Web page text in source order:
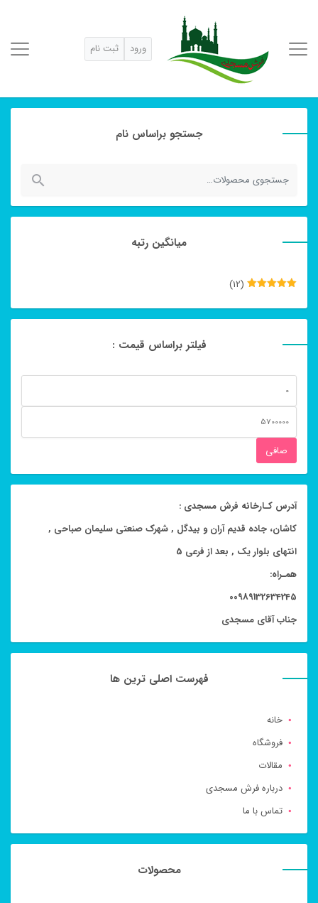
ورود ثبت نام
جستجو براساس نام
جستجو
میانگین رتبه
(12)
فیلتر براساس قیمت :
قیمت
قيمت
صافی
آدرس کـارخانه فرش مسجدی :
کاشان، جاده قدیم آران و بیدگل , شهرک صنعتی سلیمان صباحی ,
انتهای بلوار یک , بعد از فرعی 5
همـراه:
00989132634245
جناب آقای مسجدی
فهرست اصلی ترین ها
خانه
فروشگاه
مقالات
درباره فرش مسجدی
تماس با ما
محصولات